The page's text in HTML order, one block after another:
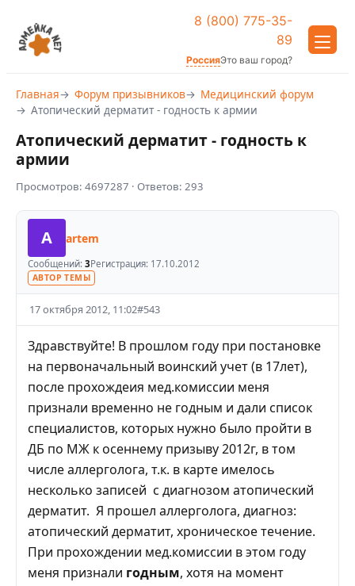
8 (800) 775-35-
89
РоссияЭто ваш город?
Главная Форум призывников
Медицинский форум
Атопический дерматит - годность к армии
Атопический дерматит - годность к
армии
Просмотров: 4697287 · Ответов: 293
A artem
Сообщений: 3Регистрация: 17.10.2012
АВТОР ТЕМЫ
17 октября 2012, 11:02#543
Здравствуйте! В прошлом году при постановке
на первоначальный воинский учет (в 17лет),
после прохождеия мед.комиссии меня
признали временно не годным и дали список
специалистов, которых нужно было пройти в
ДБ по МЖ к осеннему призыву 2012г, в том
числе аллерголога, т.к. в карте имелось
несколько записей с диагнозом атопический
дерматит. Я прошел аллерголога, диагноз:
атопический дерматит, хроническое течение.
При прохождении мед.комиссии в этом году
меня признали годным, хотя на момент